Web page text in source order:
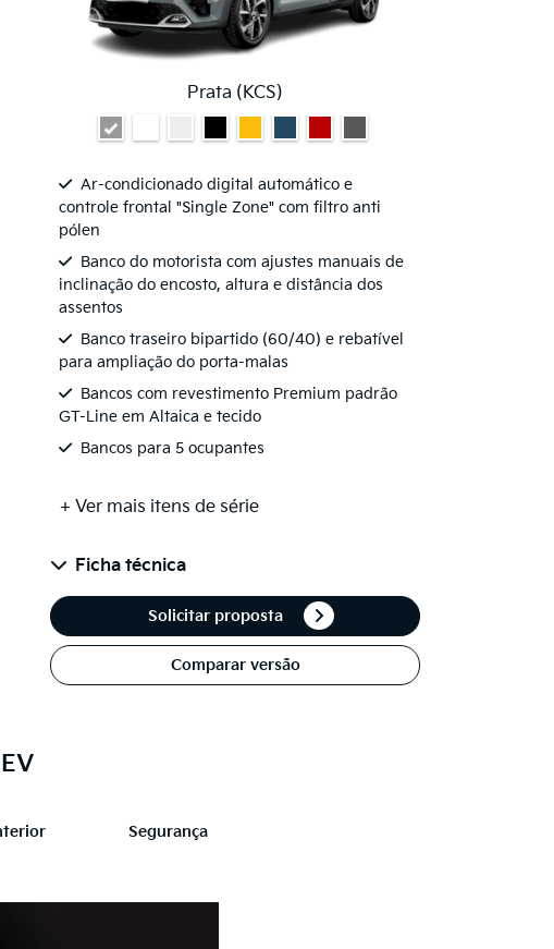
Prata (KCS)
Ar-condicionado digital automático e
controle frontal "Single Zone" com filtro anti
pólen
Banco do motorista com ajustes manuais de
inclinação do encosto, altura e distância dos
assentos
Banco traseiro bipartido (60/40) e rebatível
para ampliação do porta-malas
Bancos com revestimento Premium padrão
GT-Line em Altaica e tecido
Bancos para 5 ocupantes
+ Ver mais itens de série
Ficha técnica
Solicitar proposta
Comparar versão
Segurança